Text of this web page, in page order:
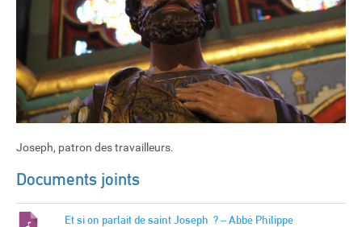
Joseph, patron des travailleurs.
Documents joints
Et si on parlait de saint Joseph ? – Abbé Philippe